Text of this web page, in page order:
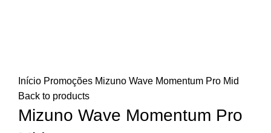
Início Promoções Mizuno Wave Momentum Pro Mid
Back to products
Mizuno Wave Momentum Pro